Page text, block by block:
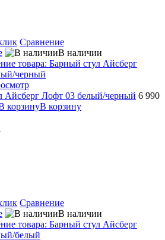
Сравнение
В наличии
Айсберг Лофт 03 белый/черный 6 990
В корзину
Сравнение
В наличии